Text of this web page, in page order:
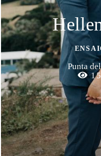
Punta